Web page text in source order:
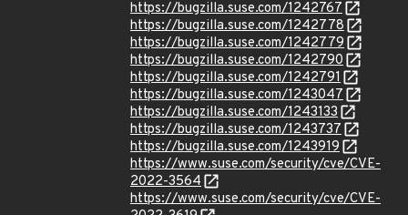
https://bugzilla.suse.com/1242767
https://bugzilla.suse.com/1242778
https://bugzilla.suse.com/1242779
https://bugzilla.suse.com/1242790
https://bugzilla.suse.com/1242791
https://bugzilla.suse.com/1243047
https://bugzilla.suse.com/1243133
https://bugzilla.suse.com/1243737
https://bugzilla.suse.com/1243919
https://www.suse.com/security/cve/CVE-
2022-3564
https://www.suse.com/security/cve/CVE-